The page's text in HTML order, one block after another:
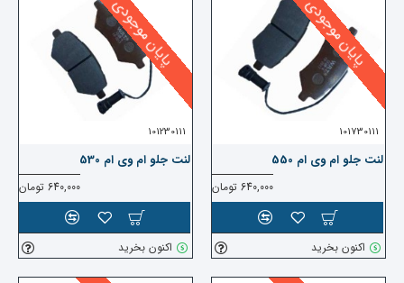
پایان موجودی
101730111
لنت جلو ام وی ام 550
640,000 تومان
اکنون بخرید
پایان موجودی
101230111
لنت جلو ام وی ام 530
640,000 تومان
اکنون بخرید